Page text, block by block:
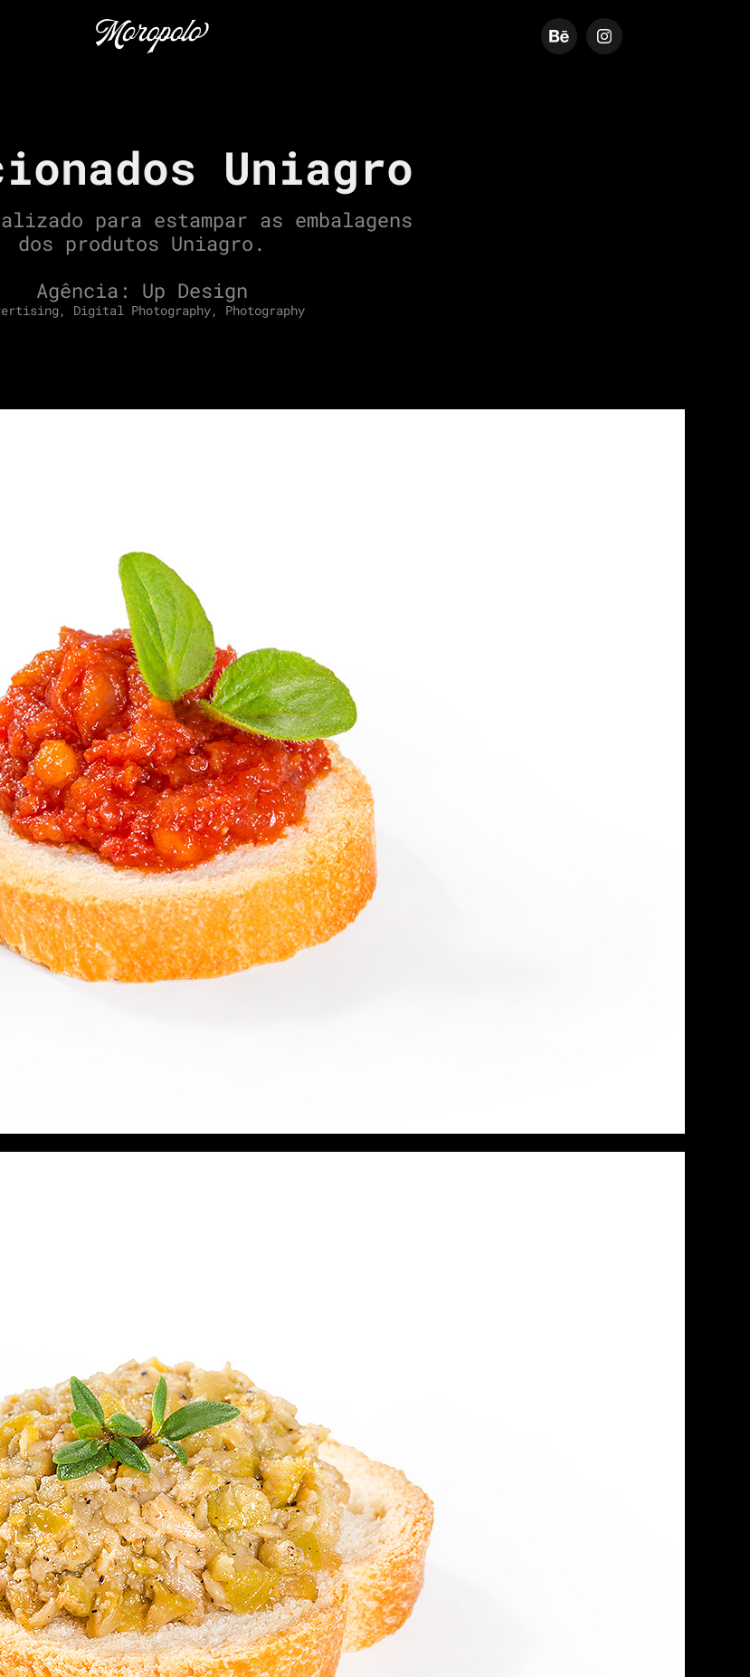
Uniagro
para estampar as embalagens
dos produtos Uniagro.
Agência: Up Design
Digital Photography, Photography